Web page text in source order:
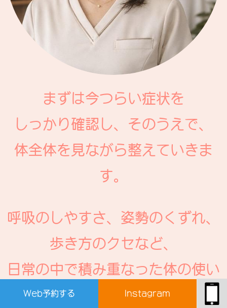
Web予約する Instagram
まずは今つらい症状を
しっかり確認し、そのうえで、
体全体を見ながら整えていきま
す。
呼吸のしやすさ、姿勢のくずれ、
歩き方のクセなど、
日常の中で積み重なった体の使い
方を丁寧に紐解き、本来の動きや